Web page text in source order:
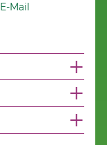
E-Mail